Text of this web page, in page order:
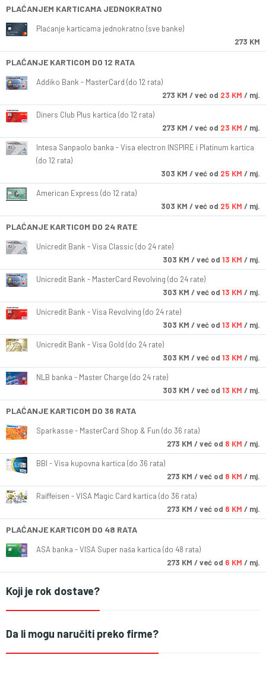
PLAĆANJEM KARTICAMA JEDNOKRATNO
Plaćanje karticama jednokratno (sve banke)
273 KM
PLAĆANJE KARTICOM DO 12 RATA
Addiko Bank - MasterCard (do 12 rata)
273 KM / već od 23 KM / mj.
Diners Club Plus kartica (do 12 rata)
273 KM / već od 23 KM / mj.
Intesa Sanpaolo banka - Visa electron INSPIRE i Platinum kartica
(do 12 rata)
303 KM / već od 25 KM / mj.
American Express (do 12 rata)
303 KM / već od 25 KM / mj.
PLAĆANJE KARTICOM DO 24 RATE
Unicredit Bank - Visa Classic (do 24 rate)
303 KM / već od 13 KM / mj.
Unicredit Bank - MasterCard Revolving (do 24 rate)
303 KM / već od 13 KM / mj.
Unicredit Bank - Visa Revolving (do 24 rate)
303 KM / već od 13 KM / mj.
Unicredit Bank - Visa Gold (do 24 rate)
303 KM / već od 13 KM / mj.
NLB banka - Master Charge (do 24 rate)
303 KM / već od 13 KM / mj.
PLAĆANJE KARTICOM DO 36 RATA
Sparkasse - MasterCard Shop & Fun (do 36 rata)
273 KM / već od 8 KM / mj.
BBI - Visa kupovna kartica (do 36 rata)
273 KM / već od 8 KM / mj.
Raiffeisen - VISA Magic Card kartica (do 36 rata)
273 KM / već od 8 KM / mj.
PLAĆANJE KARTICOM DO 48 RATA
ASA banka - VISA Super naša kartica (do 48 rata)
273 KM / već od 6 KM / mj.
Koji je rok dostave?
Da li mogu naručiti preko firme?